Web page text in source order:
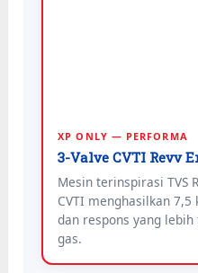
XP ONLY — PERFORMA
3-Valve CVTI Revv
Mesin terinspirasi TVS
CVTI menghasilkan
dan respons yang
gas.